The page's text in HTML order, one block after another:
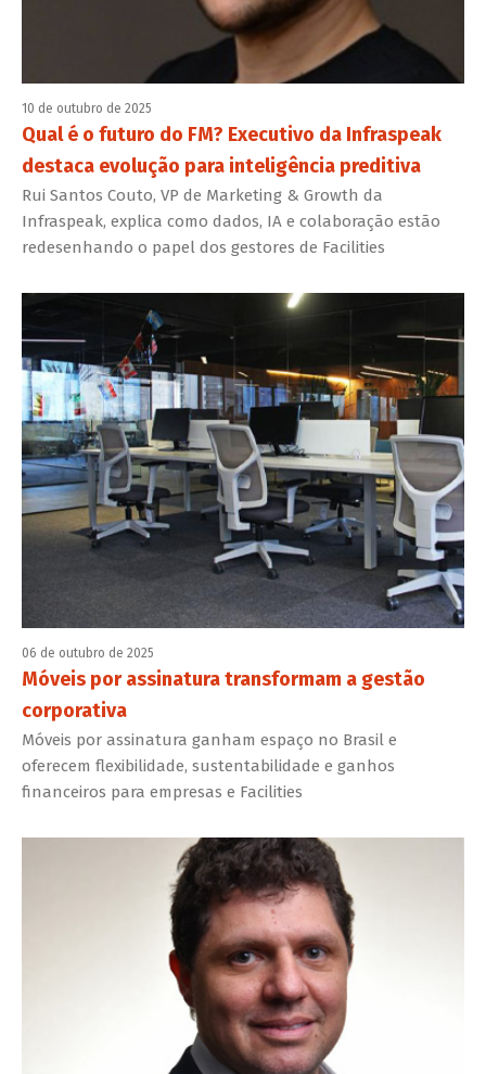
10 de outubro de 2025
Qual é o futuro do FM? Executivo da Infraspeak
destaca evolução para inteligência preditiva
Rui Santos Couto, VP de Marketing & Growth da
Infraspeak, explica como dados, IA e colaboração estão
redesenhando o papel dos gestores de Facilities
06 de outubro de 2025
Móveis por assinatura transformam a gestão
corporativa
Móveis por assinatura ganham espaço no Brasil e
oferecem flexibilidade, sustentabilidade e ganhos
financeiros para empresas e Facilities